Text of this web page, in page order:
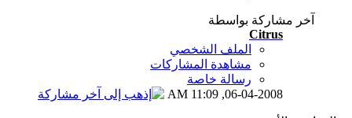
آخر مشاركة بواسطة
Citrus
الملف الشخصي
مشاهدة المشاركات
رسالة خاصة
06-04-2008,
11:09 AM